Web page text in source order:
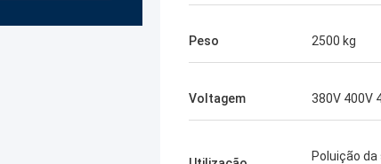
Peso 2500 kg
Voltagem 380V 400V
Poluição